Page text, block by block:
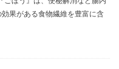
果がある食物繊維を豊富に含